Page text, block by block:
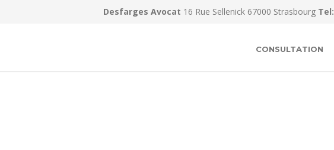
Desfarges Avocat 16 Rue Sellenick 67000 Strasbourg Tel:
CONSULTATION